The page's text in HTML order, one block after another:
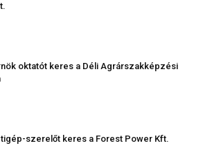
oktatót keres a Déli Agrárszakképzési
szerelőt keres a Forest Power Kft.